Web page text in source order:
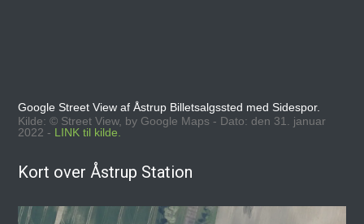
Google Street View af Åstrup Billetsalgssted med Sidespor.
Kilde: © Street View, by Google Maps - Dato: den 31. januar
2022 - LINK til kilde.
Kort over Åstrup Station